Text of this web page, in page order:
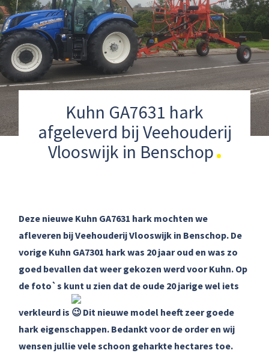
Kuhn GA7631 hark
afgeleverd bij Veehouderij
Vlooswijk in Benschop
Deze nieuwe Kuhn GA7631 hark mochten we
afleveren bij Veehouderij Vlooswijk in Benschop. De
vorige Kuhn GA7301 hark was 20 jaar oud en was zo
goed bevallen dat weer gekozen werd voor Kuhn. Op
de foto`s kunt u zien dat de oude 20 jarige wel iets
verkleurd is
Dit nieuwe model heeft zeer goede
hark eigenschappen. Bedankt voor de order en wij
wensen jullie vele schoon geharkte hectares toe.